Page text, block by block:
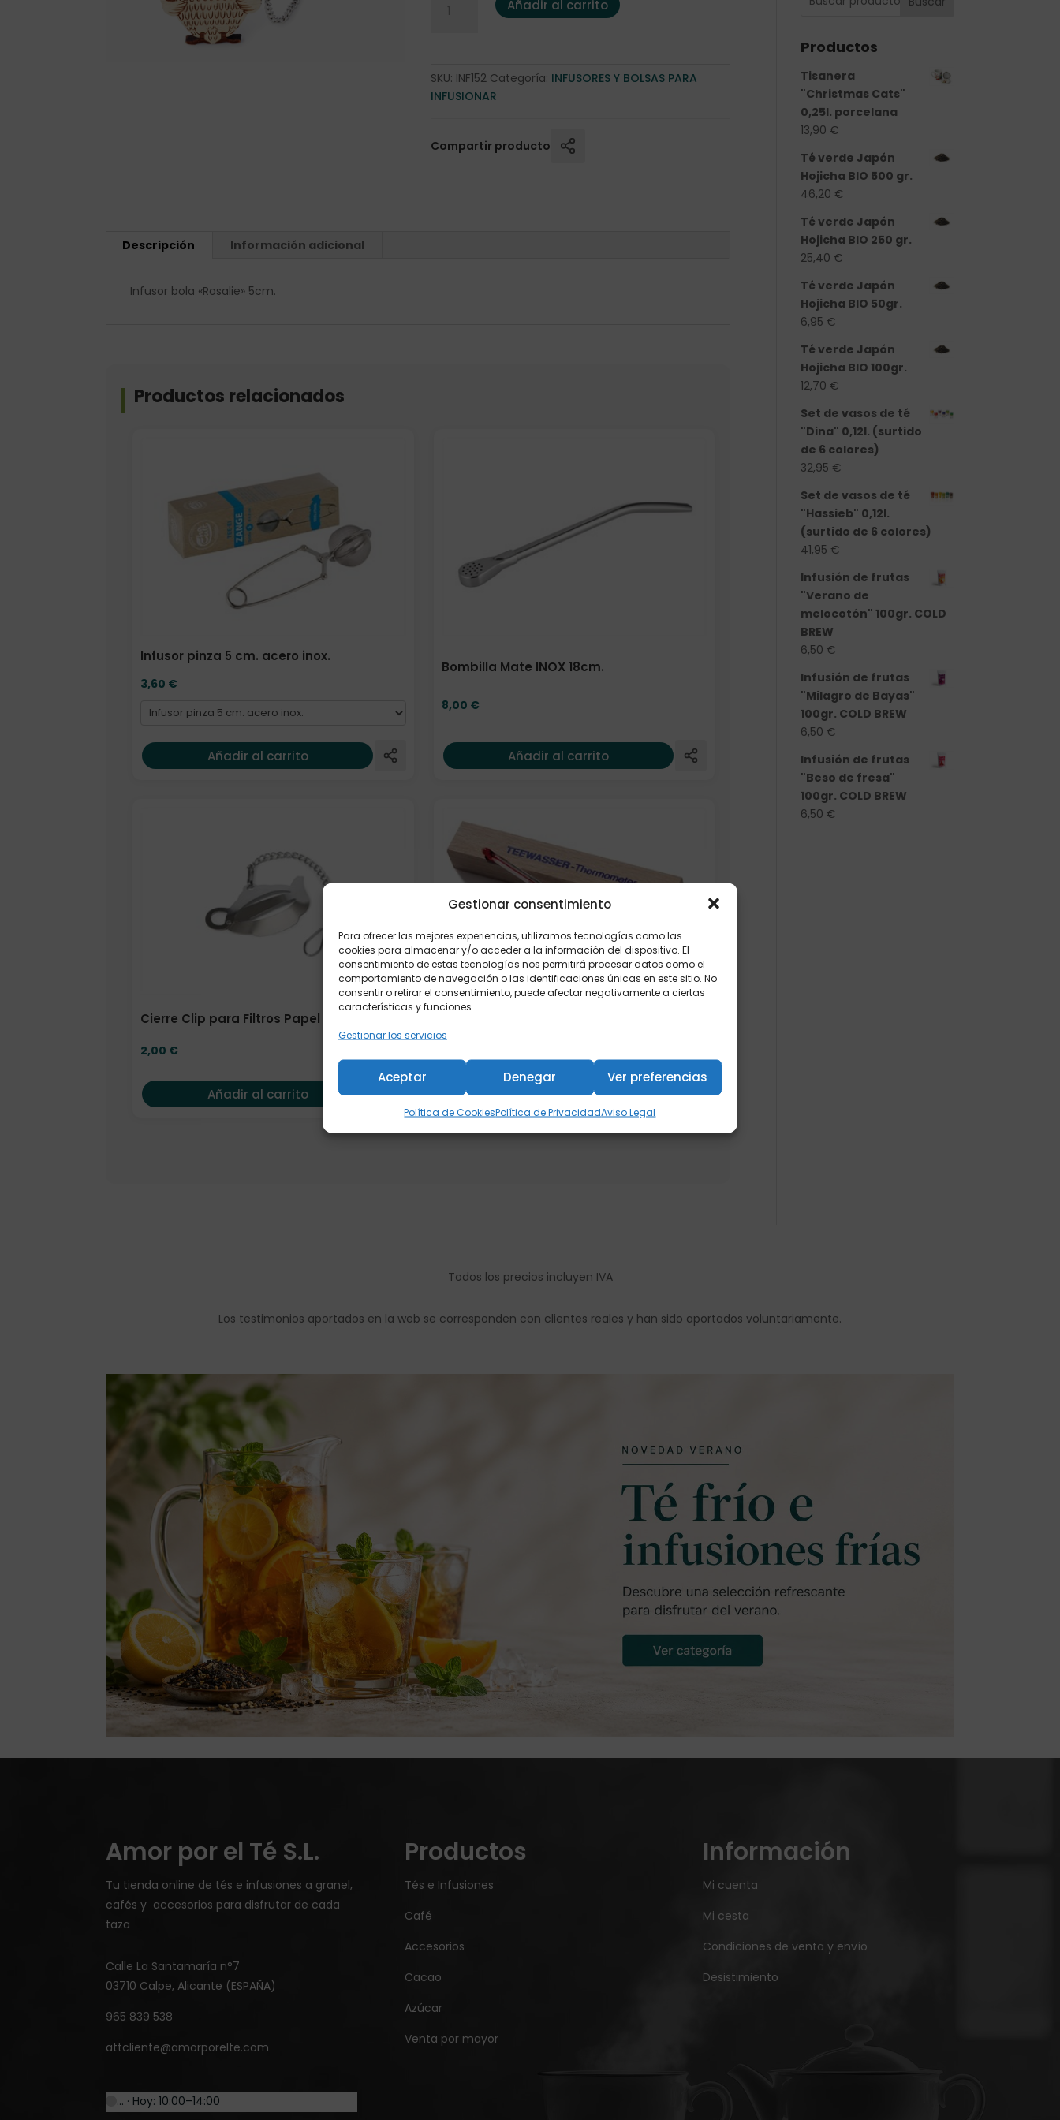
Gestionar consentimiento
Para ofrecer las mejores experiencias, utilizamos tecnologías como las
cookies para almacenar y/o acceder a la información del dispositivo. El
consentimiento de estas tecnologías nos permitirá procesar datos como el
comportamiento de navegación o las identificaciones únicas en este sitio. No
consentir o retirar el consentimiento, puede afectar negativamente a ciertas
características y funciones.
Gestionar los servicios
Aceptar Denegar Ver preferencias
Política de CookiesPolítica de PrivacidadAviso Legal
Añadir al carrito
SKU: INF152 Categoría: INFUSORES Y BOLSAS PARA
INFUSIONAR
Compartir producto
Descripción Información adicional
Infusor bola «Rosalie» 5cm.
Productos relacionados
Infusor pinza 5 cm. acero inox.
3,60 €
Añadir al carrito
Bombilla Mate INOX 18cm.
8,00 €
Añadir al carrito
Cierre Clip para Filtros Papel
2,00 €
Añadir al carrito Añadir al carrito
Productos
Tisanera
"Christmas Cats"
0,25l. porcelana
13,90 €
Té verde Japón
Hojicha BIO 500 gr.
46,20 €
Té verde Japón
Hojicha BIO 250 gr.
25,40 €
Té verde Japón
Hojicha BIO 50gr.
6,95 €
Té verde Japón
Hojicha BIO 100gr.
12,70 €
Set de vasos de té
"Dina" 0,12l. (surtido
de 6 colores)
32,95 €
Set de vasos de té
"Hassieb" 0,12l.
(surtido de 6 colores)
41,95 €
Infusión de frutas
"Verano de
melocotón" 100gr. COLD
BREW
6,50 €
Infusión de frutas
"Milagro de Bayas"
100gr. COLD BREW
6,50 €
Infusión de frutas
"Beso de fresa"
100gr. COLD BREW
6,50 €
Todos los precios incluyen IVA
Los testimonios aportados en la web se corresponden con clientes reales y han sido aportados voluntariamente.
Amor por el Té S.L.
Tu tienda online de tés e infusiones a granel,
cafés y accesorios para disfrutar de cada
taza
Calle La Santamaría n°7
03710 Calpe, Alicante (ESPAÑA)
965 839 538
attcliente@amorporelte.com
… · Hoy: 10:00–14:00
Productos
Tés e Infusiones
Café
Accesorios
Cacao
Azúcar
Venta por mayor
Información
Mi cuenta
Mi cesta
Condiciones de venta y envío
Desistimiento